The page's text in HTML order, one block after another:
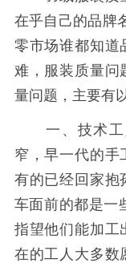
在乎自己的品牌
零市场谁都知道
难，服装质量问
量问题，主要有
一、技术工
窄，早一代的手
有的已经回家抱
车面前的都是一
指望他们能加工
在的工人大多数